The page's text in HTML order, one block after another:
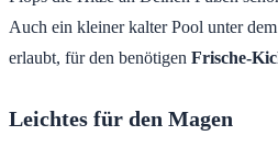
Auch ein kleiner kalter Pool unter
erlaubt, für den benötigen Frische-
Leichtes für den Magen